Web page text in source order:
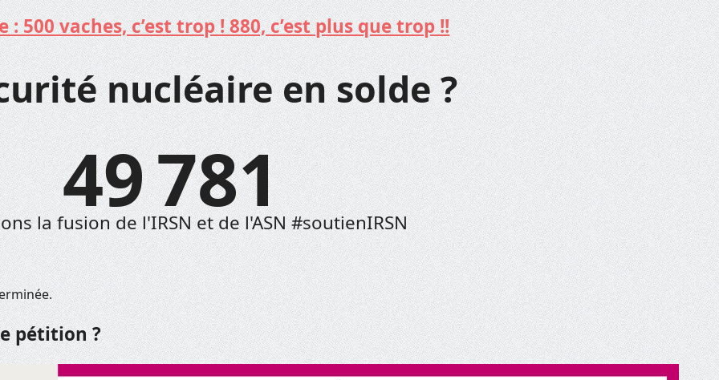
: 500 vaches, c’est trop ! 880, c’est plus que trop !!
nucléaire en solde ?
49 781
la fusion de l'IRSN et de l'ASN #soutienIRSN
pétition ?